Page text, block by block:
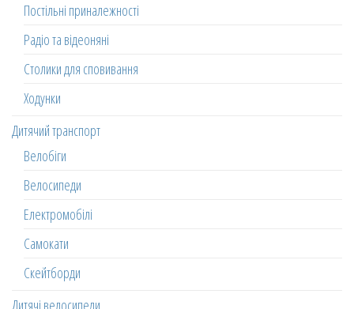
Постільні приналежності
Радіо та відеоняні
Столики для сповивання
Ходунки
Дитячий транспорт
Велобіги
Велосипеди
Електромобілі
Самокати
Скейтборди